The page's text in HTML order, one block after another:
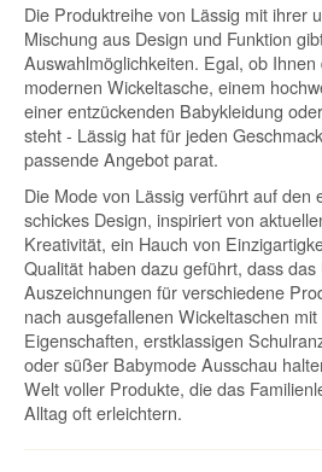
Die Produktreihe von Lässig mit ihrer
Mischung aus Design und Funktion
Auswahlmöglichkeiten. Egal, ob
modernen Wickeltasche, einem
einer entzückenden Babykleidung
steht - Lässig hat für jeden
passende Angebot parat.
Die Mode von Lässig verführt auf den
schickes Design, inspiriert von
Kreativität, ein Hauch von
Qualität haben dazu geführt, dass
Auszeichnungen für verschiedene
nach ausgefallenen Wickeltaschen
Eigenschaften, erstklassigen
oder süßer Babymode Ausschau
Welt voller Produkte, die das
Alltag oft erleichtern.